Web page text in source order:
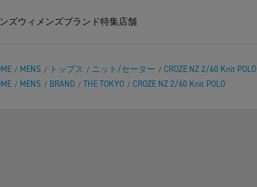
ズウィメンズブランド特集店舗
/ MENS / トップス / ニット/セーター / CROZE NZ 2/60 Knit POLO
/ MENS / BRAND / THE TOKYO / CROZE NZ 2/60 Knit POLO